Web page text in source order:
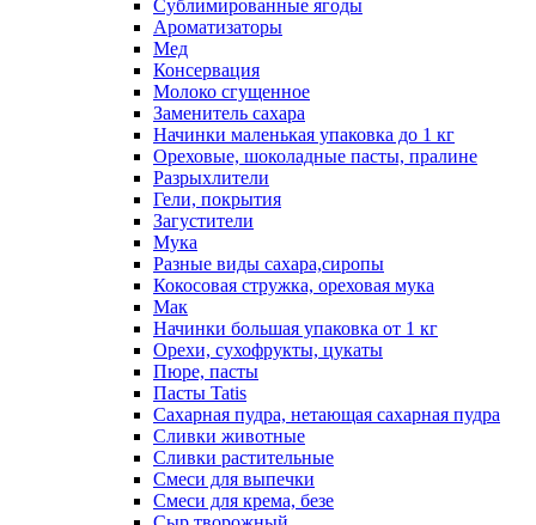
Сублимированные ягоды
Ароматизаторы
Мед
Консервация
Молоко сгущенное
Заменитель сахара
Начинки маленькая упаковка до 1 кг
Ореховые, шоколадные пасты, пралине
Разрыхлители
Гели, покрытия
Загустители
Мука
Разные виды сахара,сиропы
Кокосовая стружка, ореховая мука
Мак
Начинки большая упаковка от 1 кг
Орехи, сухофрукты, цукаты
Пюре, пасты
Пасты Tatis
Сахарная пудра, нетающая сахарная пудра
Сливки животные
Сливки растительные
Смеси для выпечки
Смеси для крема, безе